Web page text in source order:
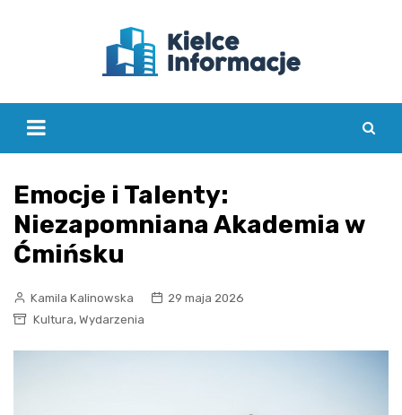
Emocje i Talenty:
Niezapomniana Akademia w
Ćmińsku
Kamila Kalinowska
29 maja 2026
Kultura, Wydarzenia